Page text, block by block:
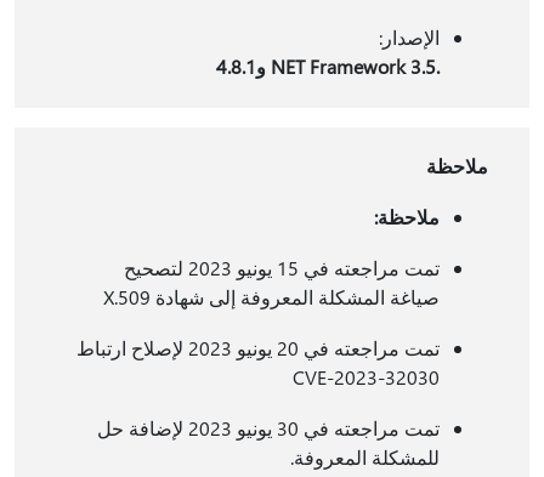
الإصدار:
.NET Framework 3.5 و4.8.1
ملاحظة
ملاحظة:
تمت مراجعته في 15 يونيو 2023 لتصحيح
صياغة المشكلة المعروفة إلى شهادة X.509
تمت مراجعته في 20 يونيو 2023 لإصلاح ارتباط
CVE-2023-32030
تمت مراجعته في 30 يونيو 2023 لإضافة حل
للمشكلة المعروفة.